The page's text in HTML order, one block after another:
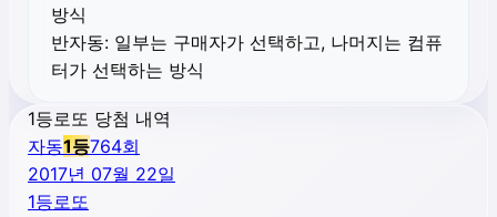
방식
반자동: 일부는 구매자가 선택하고, 나머지는 컴퓨
터가 선택하는 방식
1등로또 당첨 내역
자동1등764회
2017년 07월 22일
1등로또